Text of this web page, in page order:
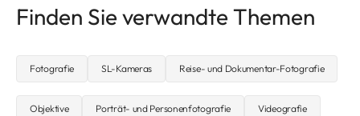
Finden Sie verwandte Themen
Fotografie SL-Kameras Reise- und Dokumentar-Fotografie
Objektive Porträt- und Personenfotografie Videografie